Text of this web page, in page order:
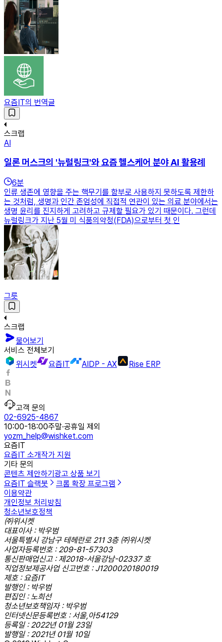
요즘IT의 번역글
스크랩
AI
일론 머스크의 '뉴럴링크'와 요즘 헬스케어 분야 AI 활용례
6분
인류 생존에 영향을 주는 핵무기를 함부로 사용하지 못하도록 제한하
는 것처럼, 생명과 인간 존엄성에 직접적 연관이 있는 의료 분야에서는
생명 윤리를 진지하게 고려하고 규제할 필요가 있기 때문이다. 그런데
뉴럴링크가 지난 5월 미 식품의약청(FDA)으로부터 첫 인
그릇
스크랩
물어보기
서비스 전체보기
위시켓
요즘IT AIDP - AX Rise ERP
고객 문의
02-6925-4867
10:00-18:00주말·공휴일 제외
yozm_help@wishket.com
요즘IT
요즘IT 소개작가 지원
기타 문의
콘텐츠 제안하기 광고 상품 보기
요즘IT 슬랙봇
크롬 확장 프로그램
이용약관
개인정보 처리방침
청소년보호정책
㈜위시켓
대표이사 : 박우범
서울특별시 강남구 테헤란로 211 3층 ㈜위시켓
사업자등록번호 : 209-81-57303
통신판매업신고 : 제2018-서울강남-02337 호
직업정보제공사업 신고번호 : J1200020180019
제호 : 요즘IT
발행인 : 박우범
편집인 : 노희선
청소년보호책임자 : 박우범
인터넷신문등록번호 : 서울,아54129
등록일 : 2022년 01월 23일
발행일 : 2021년 01월 10일